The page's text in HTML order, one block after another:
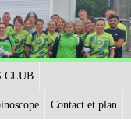
CLUB
Contact et plan